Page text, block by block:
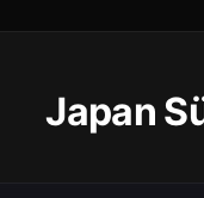
Japan